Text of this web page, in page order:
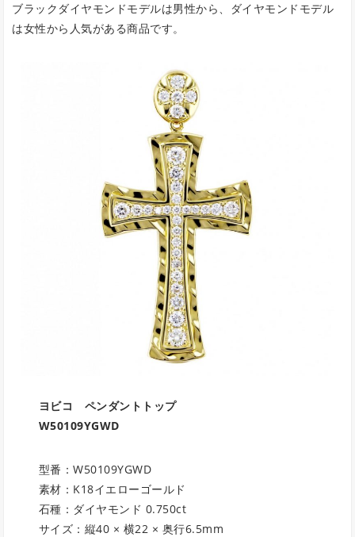
ブラックダイヤモンドモデルは男性から、ダイヤモンドモデル
は女性から人気がある商品です。
ヨビコ ペンダントトップ
W50109YGWD
型番：W50109YGWD
素材：K18イエローゴールド
石種：ダイヤモンド 0.750ct
サイズ：縦40 × 横22 × 奥行6.5mm